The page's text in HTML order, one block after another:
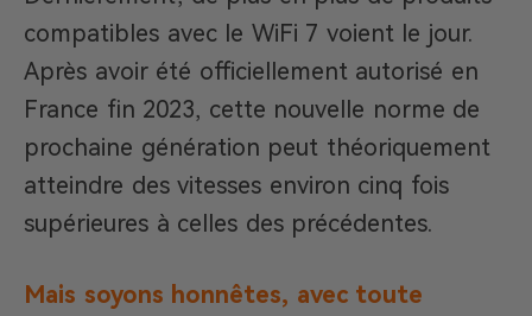
compatibles avec le WiFi 7 voient le jour.
Après avoir été officiellement autorisé en
France fin 2023, cette nouvelle norme de
prochaine génération peut théoriquement
atteindre des vitesses environ cinq fois
supérieures à celles des précédentes.
Mais soyons honnêtes, avec toute